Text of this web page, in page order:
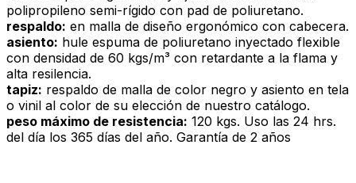
polipropileno semi-rígido con pad de poliuretano.
respaldo: en malla de diseño ergonómico con cabecera.
asiento: hule espuma de poliuretano inyectado flexible
con densidad de 60 kgs/m³ con retardante a la flama y
alta resilencia.
tapiz: respaldo de malla de color negro y asiento en tela
o vinil al color de su elección de nuestro catálogo.
peso máximo de resistencia: 120 kgs. Uso las 24 hrs.
del día los 365 días del año. Garantía de 2 años